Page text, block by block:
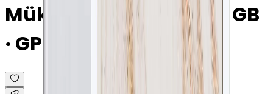
Mükemmel · Altın · 128 GB
· GPS · 9.7 İnç